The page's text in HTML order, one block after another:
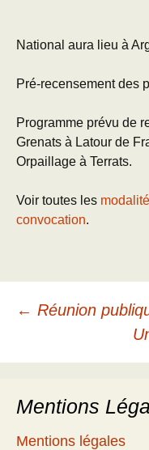
National aura lieu à
Pré-recensement des
Programme prévu de
Grenats à Latour de
Orpaillage à Terrats.
Voir toutes les
convocation.
des
articles
← Réunion
Mentions
Mentions légales